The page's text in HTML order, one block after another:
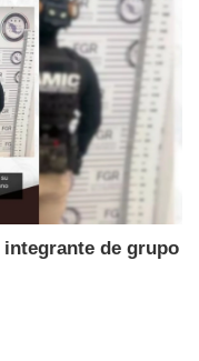
integrante de grupo